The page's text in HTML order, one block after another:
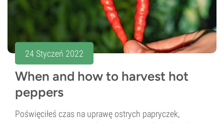
24 Styczeń 2022
When and how to harvest hot
peppers
Poświęciłeś czas na uprawę ostrych papryczek,